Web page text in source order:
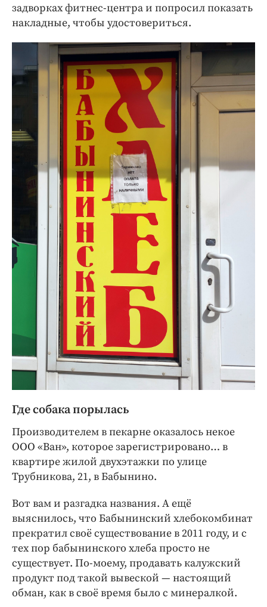
задворках фитнес-центра и попросил показать
накладные, чтобы удостовериться.
Где собака порылась
Производителем в пекарне оказалось некое
ООО «Ван», которое зарегистрировано… в
квартире жилой двухэтажки по улице
Трубникова, 21, в Бабынино.
Вот вам и разгадка названия. А ещё
выяснилось, что Бабынинский хлебокомбинат
прекратил своё существование в 2011 году, и с
тех пор бабынинского хлеба просто не
существует. По-моему, продавать калужский
продукт под такой вывеской — ​настоящий
обман, как в своё время было с минералкой.